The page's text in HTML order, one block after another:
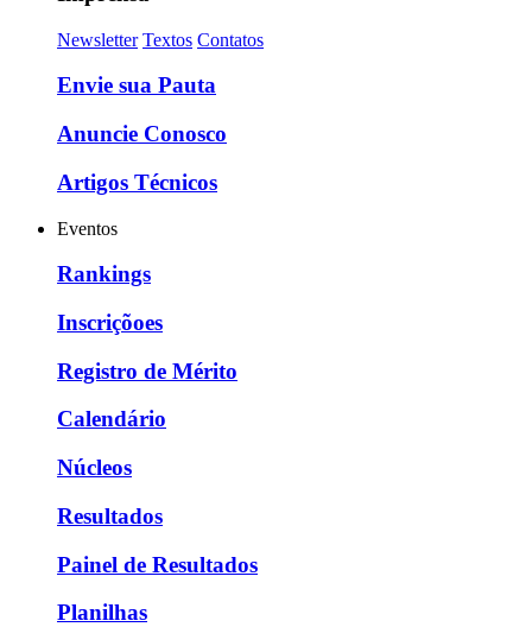
Newsletter Textos Contatos
Envie sua Pauta
Anuncie Conosco
Artigos Técnicos
Eventos
Rankings
Inscriçõoes
Registro de Mérito
Calendário
Núcleos
Resultados
Painel de Resultados
Planilhas